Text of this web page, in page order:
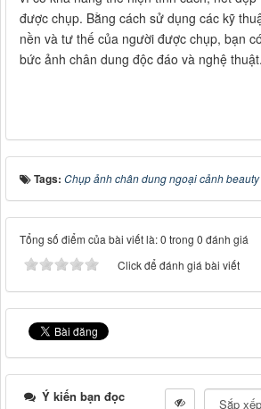
được chụp. Bằng cách sử dụng các kỹ
nền và tư thế của người được chụp, bạn
bức ảnh chân dung độc đáo và nghệ thuật.
Tags: Chụp ảnh chân dung ngoại cảnh
Tổng số điểm của bài viết là: 0 trong 0 đánh giá
Click để đánh giá bài viết
Ý kiến bạn đọc